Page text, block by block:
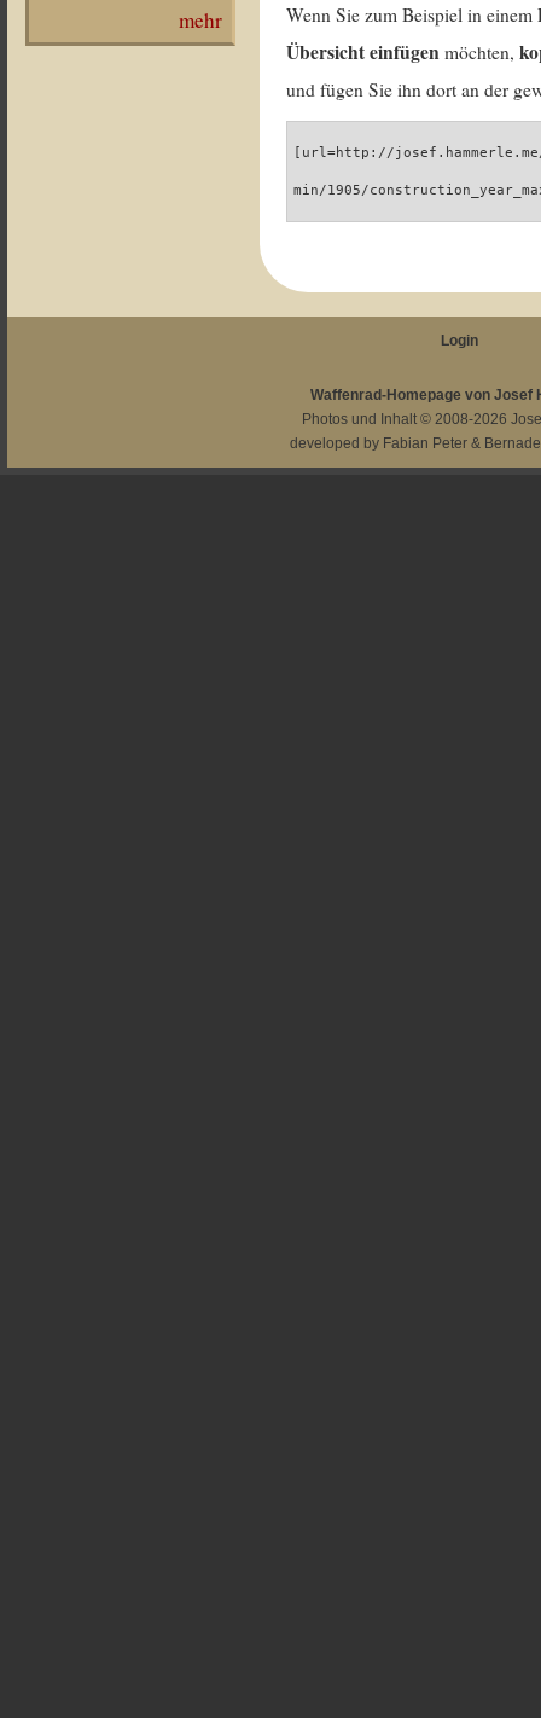
mehr Wenn Sie zum Beispiel in
Übersicht einfügen möchten,
und fügen Sie ihn dort an der
[url=http://
min/1905/
Login
Waffenrad-Homepage von Josef
Photos und Inhalt © 2008-2026
developed by Fabian Peter &